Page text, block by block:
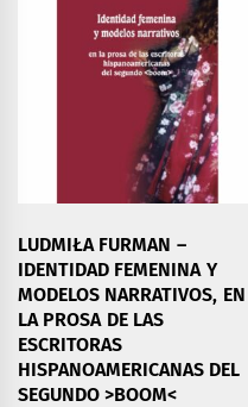
LUDMIŁA FURMAN –
IDENTIDAD FEMENINA Y
MODELOS NARRATIVOS, EN
LA PROSA DE LAS
ESCRITORAS
HISPANOAMERICANAS DEL
SEGUNDO >BOOM<